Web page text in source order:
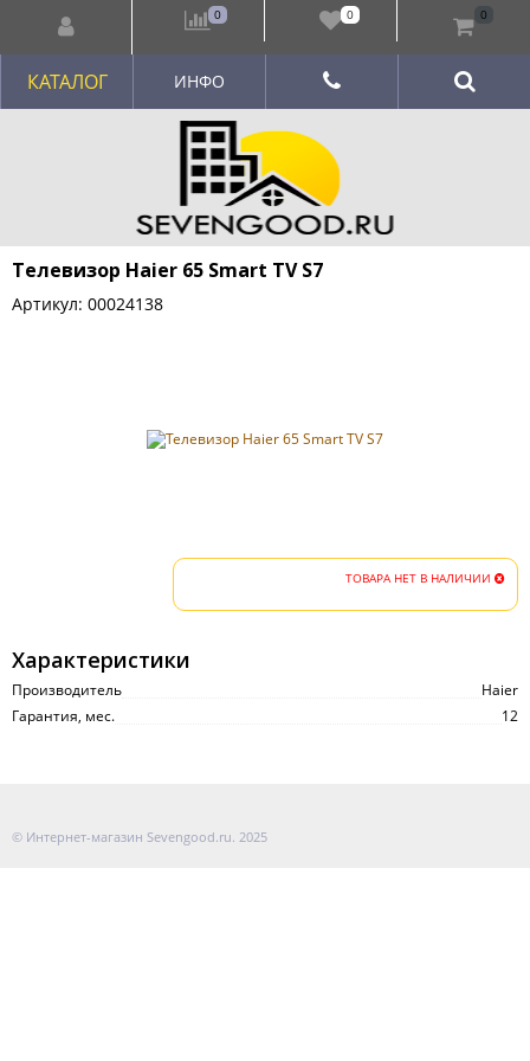
КАТАЛОГ ИНФО
Телевизор Haier 65 Smart TV S7
Артикул: 00024138
ТОВАРА НЕТ В НАЛИЧИИ
Характеристики
Производитель
Haier
Гарантия, мес.
12
© Интернет-магазин Sevengood.ru. 2025
0 0 0